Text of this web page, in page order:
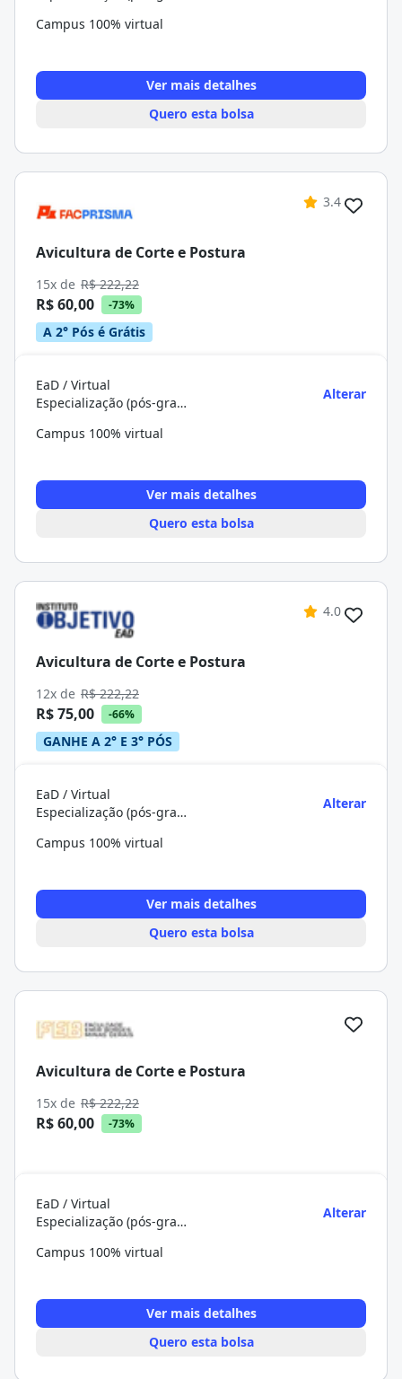
Campus 100% virtual
Ver mais detalhes
Quero esta bolsa
3.4
Avicultura de Corte e Postura
15x de R$ 222,22
R$ 60,00 -73%
A 2° Pós é Grátis
EaD / Virtual
Especialização (pós-graduação)
Alterar
Campus 100% virtual
Ver mais detalhes
Quero esta bolsa
4.0
Avicultura de Corte e Postura
12x de R$ 222,22
R$ 75,00 -66%
GANHE A 2° E 3° PÓS
EaD / Virtual
Especialização (pós-graduação)
Alterar
Campus 100% virtual
Ver mais detalhes
Quero esta bolsa
Avicultura de Corte e Postura
15x de R$ 222,22
R$ 60,00 -73%
EaD / Virtual
Especialização (pós-graduação)
Alterar
Campus 100% virtual
Ver mais detalhes
Quero esta bolsa